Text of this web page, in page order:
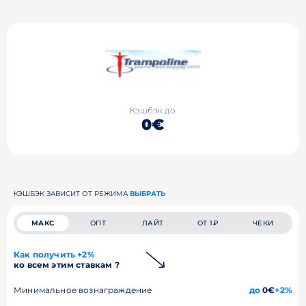
Кэшбэк до
0€
КЭШБЭК ЗАВИСИТ ОТ РЕЖИМА ВЫБРАТЬ
МАКС ОПТ ЛАЙТ ОТ 1₽ ЧЕКИ
Как получить +2%
ко всем этим ставкам ?
Минимальное вознаграждение до0€+2%